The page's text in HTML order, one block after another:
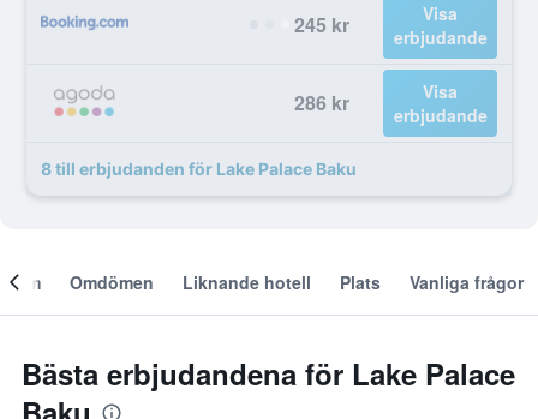
245 kr
Visa
erbjudande
286 kr
Visa
erbjudande
8 till erbjudanden för Lake Palace Baku
Om Omdömen Liknande hotell Plats Vanliga frågor
Bästa erbjudandena för Lake Palace